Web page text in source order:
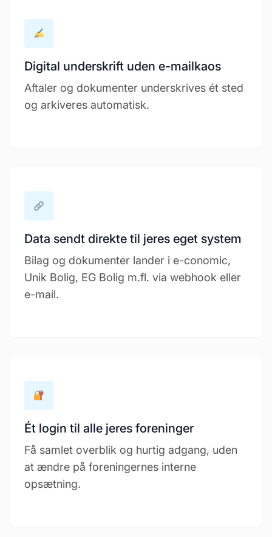
Digital underskrift uden e-mailkaos
Aftaler og dokumenter underskrives ét sted
og arkiveres automatisk.
Data sendt direkte til jeres eget system
Bilag og dokumenter lander i e-conomic,
Unik Bolig, EG Bolig m.fl. via webhook eller
e-mail.
Ét login til alle jeres foreninger
Få samlet overblik og hurtig adgang, uden
at ændre på foreningernes interne
opsætning.